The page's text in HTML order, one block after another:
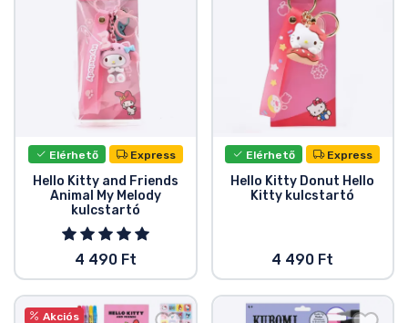
Elérhető Express
Hello Kitty and Friends
Animal My Melody
kulcstartó
4 490 Ft
Elérhető Express
Hello Kitty Donut Hello
Kitty kulcstartó
4 490 Ft
Akciós